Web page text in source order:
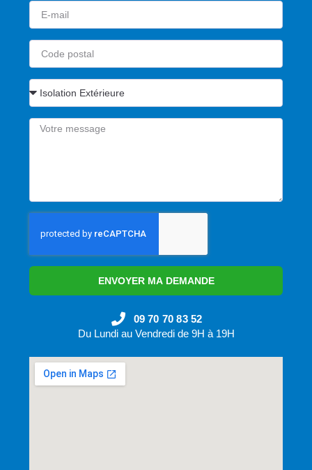
ENVOYER MA DEMANDE
09 70 70 83 52
Du Lundi au Vendredi de 9H à 19H